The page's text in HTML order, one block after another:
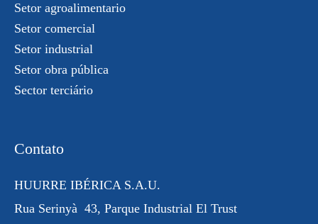
Setor agroalimentario
Setor comercial
Setor industrial
Setor obra pública
Sector terciário
Contato
HUURRE IBÉRICA S.A.U.
Rua Serinyà 43, Parque Industrial El Trust